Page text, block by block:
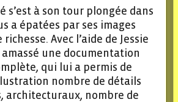
s’est à son tour plongée dans
a épatées par ses images
richesse. Avec l’aide de Jessie
une documentation
qui lui a permis de
nombre de détails
architecturaux, nombre de